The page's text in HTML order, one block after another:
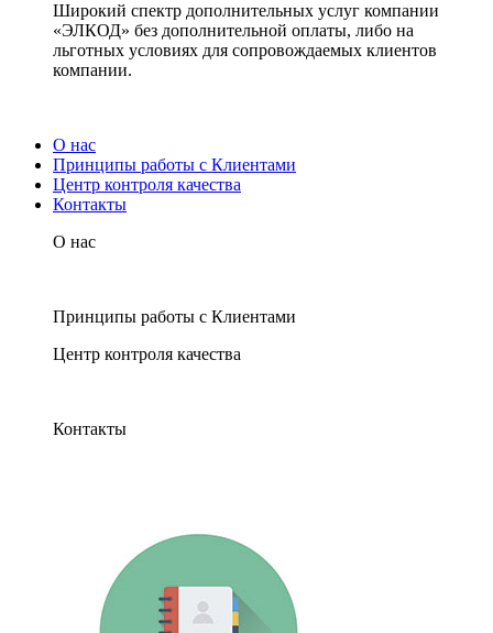
Широкий спектр дополнительных услуг компании
«ЭЛКОД» без дополнительной оплаты, либо на
льготных условиях для сопровождаемых клиентов
компании.
О нас
Принципы работы с Клиентами
Центр контроля качества
Контакты
О нас
Принципы работы с Клиентами
Центр контроля качества
Контакты